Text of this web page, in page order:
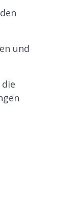
und